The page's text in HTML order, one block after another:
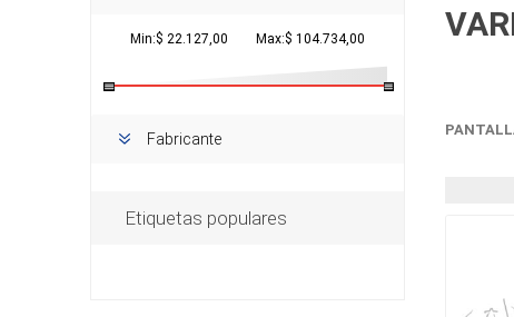
Min:$ 22.127,00 Max:$ 104.734,00
Fabricante
Etiquetas populares